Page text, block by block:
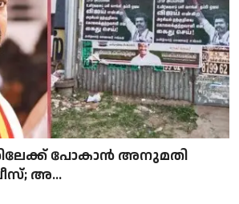
പോകാൻ അനുമതി
അ...